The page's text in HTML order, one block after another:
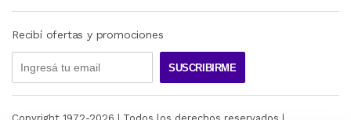
Recibí ofertas y promociones
SUSCRIBIRME